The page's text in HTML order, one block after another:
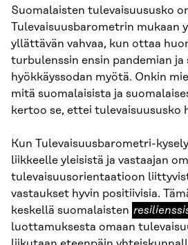
Suomalaisten tulevaisuususko
Tulevaisuusbarometrin mukaan
yllättävän vahvaa, kun ottaa
turbulenssin ensin pandemian ja
hyökkäyssodan myötä. Onkin
mitä suomalaisista ja
kertoo se, ettei tulevaisuususko
Kun Tulevaisuusbarometri-
liikkeelle yleisistä ja vastaajan
tulevaisuusorientaatioon
vastaukset hyvin positiivisia.
keskellä suomalaisten
luottamuksesta omaan